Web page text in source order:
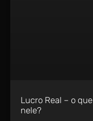
Lucro Real – o
nele?